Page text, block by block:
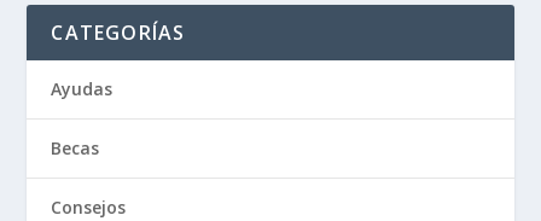
CATEGORÍAS
Ayudas
Becas
Consejos